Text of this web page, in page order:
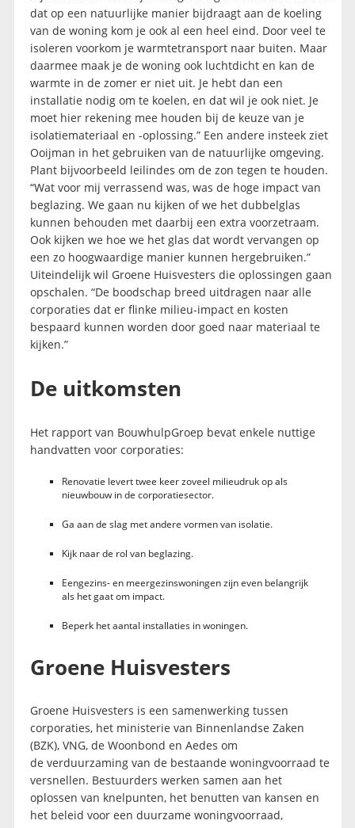
dat op een natuurlijke manier bijdraagt aan de koeling
van de woning kom je ook al een heel eind. Door veel te
isoleren voorkom je warmtetransport naar buiten. Maar
daarmee maak je de woning ook luchtdicht en kan de
warmte in de zomer er niet uit. Je hebt dan een
installatie nodig om te koelen, en dat wil je ook niet. Je
moet hier rekening mee houden bij de keuze van je
isolatiemateriaal en -oplossing.” Een andere insteek ziet
Ooijman in het gebruiken van de natuurlijke omgeving.
Plant bijvoorbeeld leilindes om de zon tegen te houden.
“Wat voor mij verrassend was, was de hoge impact van
beglazing. We gaan nu kijken of we het dubbelglas
kunnen behouden met daarbij een extra voorzetraam.
Ook kijken we hoe we het glas dat wordt vervangen op
een zo hoogwaardige manier kunnen hergebruiken.”
Uiteindelijk wil Groene Huisvesters die oplossingen gaan
opschalen. “De boodschap breed uitdragen naar alle
corporaties dat er flinke milieu-impact en kosten
bespaard kunnen worden door goed naar materiaal te
kijken.”
De uitkomsten
Het rapport van BouwhulpGroep bevat enkele nuttige
handvatten voor corporaties:
Renovatie levert twee keer zoveel milieudruk op als
nieuwbouw in de corporatiesector.
Ga aan de slag met andere vormen van isolatie.
Kijk naar de rol van beglazing.
Eengezins- en meergezinswoningen zijn even belangrijk
als het gaat om impact.
Beperk het aantal installaties in woningen.
Groene Huisvesters
Groene Huisvesters is een samenwerking tussen
corporaties, het ministerie van Binnenlandse Zaken
(BZK), VNG, de Woonbond en Aedes om
de verduurzaming van de bestaande woningvoorraad te
versnellen. Bestuurders werken samen aan het
oplossen van knelpunten, het benutten van kansen en
het beleid voor een duurzame woningvoorraad,